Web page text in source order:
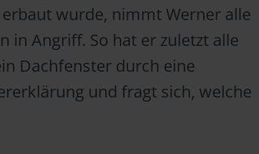
wurde, nimmt Werner alle
in Angriff. So hat er zuletzt alle
Dachfenster durch eine
und fragt sich, welche